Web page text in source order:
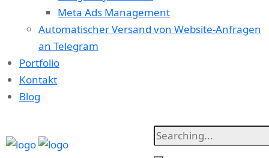
Meta Ads Management
Automatischer Versand von Website-Anfragen
an Telegram
Portfolio
Kontakt
Blog